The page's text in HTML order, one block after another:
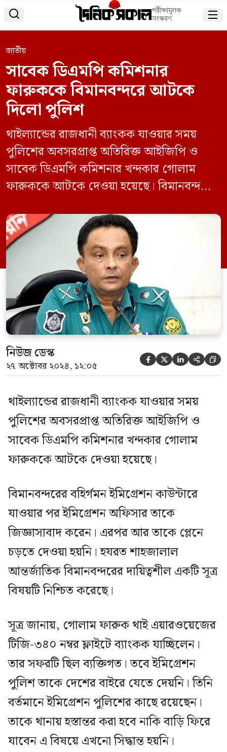
 পরীক্ষামূলক
সংস্করণ 
জাতীয়
সাবেক ডিএমপি কমিশনার
ফারুককে বিমানবন্দরে আটকে
দিলো পুলিশ
থাইল্যান্ডের রাজধানী ব্যাংকক যাওয়ার সময়
পুলিশের অবসরপ্রাপ্ত অতিরিক্ত আইজিপি ও
সাবেক ডিএমপি কমিশনার খন্দকার গোলাম
ফারুককে আটকে দেওয়া হয়েছে। বিমানবন্দরের
ইমিগ্রেশন অফিসার তাকে জিজ্ঞাসাবাদ করেন।
এরপর আর তাকে প্লেনে চড়তে দেওয়া হয়নি।
হযরত শাহজালাল আন্তর্জাতিক বিমানবন্দরের
দায়িত্বশীল একটি সূত্র বিষয়টি নিশ্চিত করেছে।
সূত্র জানায়, গোলাম ফারুক থাই এয়ারওয়েজের
টিজি-৩৪০ নম্বর […]
নিউজ ডেস্ক
২৭ অক্টোবর ২০২৪, ১২:০৫     
থাইল্যান্ডের রাজধানী ব্যাংকক যাওয়ার সময়
পুলিশের অবসরপ্রাপ্ত অতিরিক্ত আইজিপি ও
সাবেক ডিএমপি কমিশনার খন্দকার গোলাম
ফারুককে আটকে দেওয়া হয়েছে।
বিমানবন্দরের বহির্গমন ইমিগ্রেশন কাউন্টারে
যাওয়ার পর ইমিগ্রেশন অফিসার তাকে
জিজ্ঞাসাবাদ করেন। এরপর আর তাকে প্লেনে
চড়তে দেওয়া হয়নি। হযরত শাহজালাল
আন্তর্জাতিক বিমানবন্দরের দায়িত্বশীল একটি সূত্র
বিষয়টি নিশ্চিত করেছে।
সূত্র জানায়, গোলাম ফারুক থাই এয়ারওয়েজের
টিজি-৩৪০ নম্বর ফ্লাইটে ব্যাংকক যাচ্ছিলেন।
তার সফরটি ছিল ব্যক্তিগত। তবে ইমিগ্রেশন
পুলিশ তাকে দেশের বাইরে যেতে দেয়নি। তিনি
বর্তমানে ইমিগ্রেশন পুলিশের কাছে রয়েছেন।
তাকে থানায় হস্তান্তর করা হবে নাকি বাড়ি ফিরে
যাবেন এ বিষয়ে এখনো সিদ্ধান্ত হয়নি।